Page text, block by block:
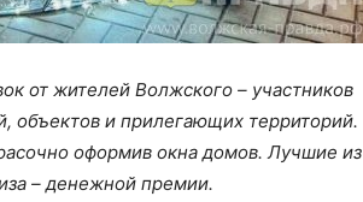
от жителей Волжского – участников
объектов и прилегающих территорий.
оформив окна домов. Лучшие из
– денежной премии.